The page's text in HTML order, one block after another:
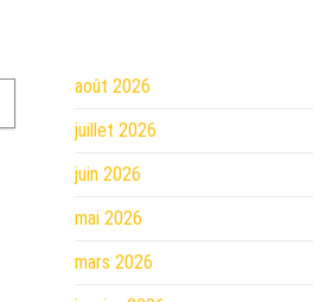
août 2026
juillet 2026
juin 2026
mai 2026
mars 2026